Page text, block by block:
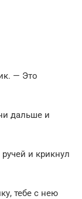
— Это
дальше и
и крикнул
тебе с нею